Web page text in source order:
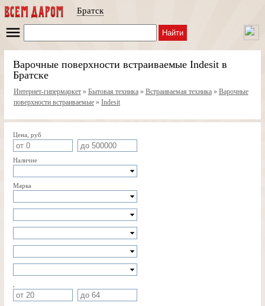
Братск
Найти
Варочные поверхности встраиваемые Indesit в
Братске
Интернет-гипермаркет» Бытовая техника» Встраиваемая техника» Варочные
поверхности встраиваемые» Indesit
Цена, руб
Наличие
Марка